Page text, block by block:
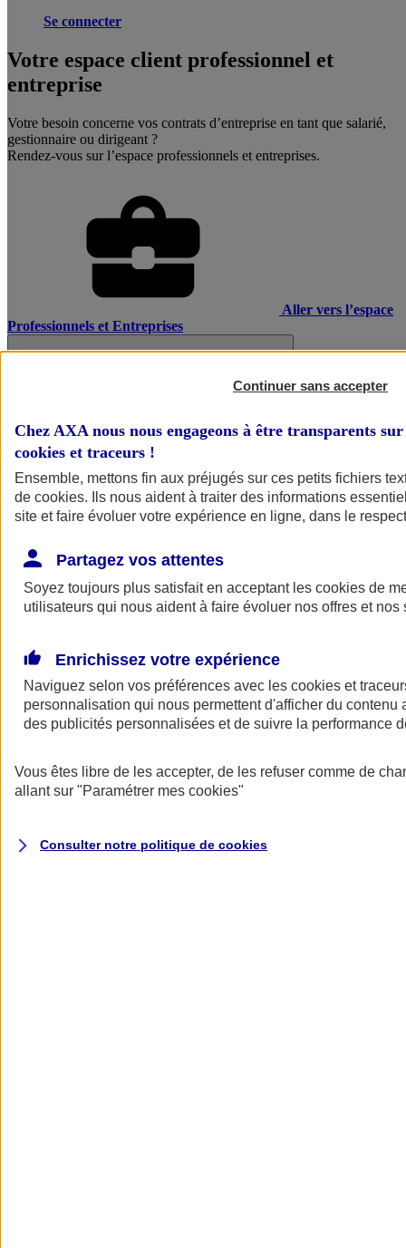
Se connecter
Votre espace client professionnel et
entreprise
Votre besoin concerne vos contrats d’entreprise en tant que salarié,
gestionnaire ou dirigeant ?
Rendez-vous sur l’espace professionnels et entreprises.
Aller vers l’espace
Professionnels et Entreprises
AXA Assurance
Continuer sans accepter
Chez AXA nous nous engageons à être transparents
cookies et traceurs !
Ensemble, mettons fin aux préjugés sur ces petits fichiers
de cookies. Ils nous aident à traiter des informations
site et faire évoluer votre expérience en ligne, dans le
Partagez vos attentes
Soyez toujours plus satisfait en acceptant les cookies de
utilisateurs qui nous aident à faire évoluer nos offres et nos
Enrichissez votre expérience
Naviguez selon vos préférences avec les cookies et
personnalisation qui nous permettent d'afficher du contenu
des publicités personnalisées et de suivre la performance
Vous êtes libre de les accepter, de les refuser comme de
allant sur "Paramétrer mes cookies"
Consulter notre politique de cookies